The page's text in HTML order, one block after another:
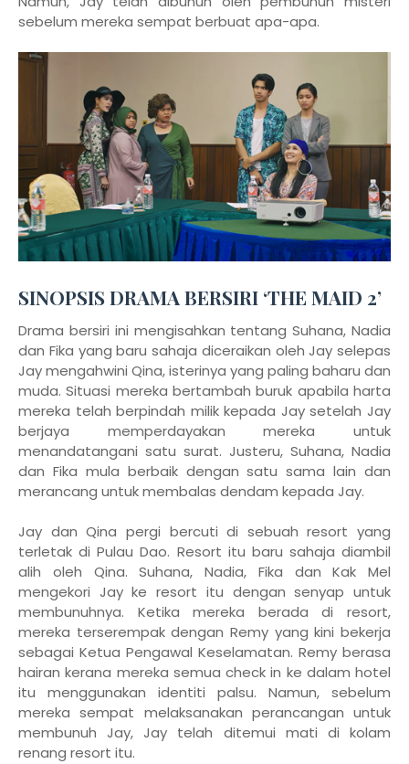
sebelum mereka sempat berbuat apa-apa.
SINOPSIS DRAMA BERSIRI ‘THE MAID 2’
Drama bersiri ini mengisahkan tentang Suhana, Nadia
dan Fika yang baru sahaja diceraikan oleh Jay selepas
Jay mengahwini Qina, isterinya yang paling baharu dan
muda. Situasi mereka bertambah buruk apabila harta
mereka telah berpindah milik kepada Jay setelah Jay
berjaya memperdayakan mereka untuk
menandatangani satu surat. Justeru, Suhana, Nadia
dan Fika mula berbaik dengan satu sama lain dan
merancang untuk membalas dendam kepada Jay.
Jay dan Qina pergi bercuti di sebuah resort yang
terletak di Pulau Dao. Resort itu baru sahaja diambil
alih oleh Qina. Suhana, Nadia, Fika dan Kak Mel
mengekori Jay ke resort itu dengan senyap untuk
membunuhnya. Ketika mereka berada di resort,
mereka terserempak dengan Remy yang kini bekerja
sebagai Ketua Pengawal Keselamatan. Remy berasa
hairan kerana mereka semua check in ke dalam hotel
itu menggunakan identiti palsu. Namun, sebelum
mereka sempat melaksanakan perancangan untuk
membunuh Jay, Jay telah ditemui mati di kolam
renang resort itu.